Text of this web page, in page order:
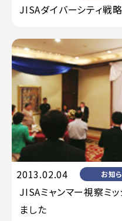
JISAダイバーシティ戦
2013.02.04 お知
JISAミャンマー視察ミ
ました